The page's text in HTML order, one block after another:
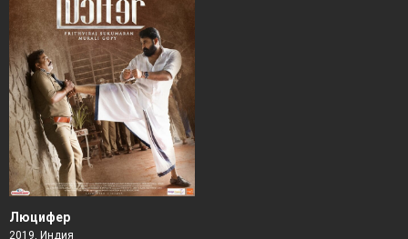
Люцифер
2019, Индия